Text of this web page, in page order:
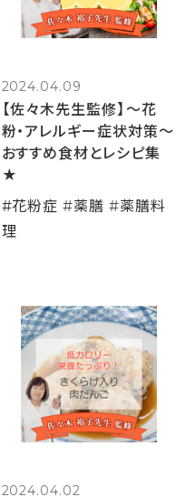
2024.04.09
【佐々木先生監修】～花
粉・アレルギー症状対策～
おすすめ食材とレシピ集
★
#花粉症 #薬膳 #薬膳料
理
2024.04.02